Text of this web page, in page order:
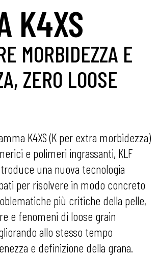
K4XS
MORBIDEZZA E
ZERO LOOSE
K4XS (K per extra morbidezza)
e polimeri ingrassanti, KLF
una nuova tecnologia
per risolvere in modo concreto
più critiche della pelle,
e fenomeni di loose grain
allo stesso tempo
e definizione della grana.